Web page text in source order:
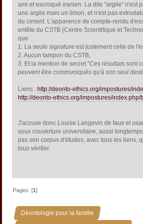
ami et escroqué iranien. La dite "argile" n'est
une argile mais un limon, et n'est pas
du ciment. L'apparence de compte-rendu
entête du CSTB (Centre Scientifique et
que :
1. La seule signature est justement celle de
2. Aucun tampon du CSTB,
3. Et la mention de secret "Ces résultats sont
peuvent être communiqués qu'à son seul
Liens :http://deonto-ethics.org/impostures/
http://deonto-ethics.org/impostures/index.php/
J'accuse donc Louise Langevin de faux et
sous couverture universitaire, aussi
pas son corpus d'études, avec tous les liens,
tous vérifier.
Pages: [1]
Déontologie pour la famille »